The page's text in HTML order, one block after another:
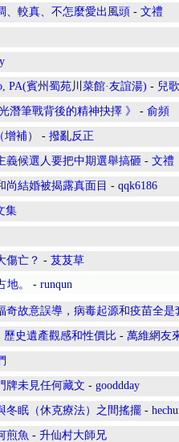
、較真、不怎麼愛出風頭 - 文禮
PA(賓州蜀苑川菜館·友誼湯) - 兒
潛筆戰背後的精神抉擇 》 - 俞頻
補） - 撥亂反正
義候選人要把中期選舉搞砸 - 文禮
尚結婚被揭露真面目 - qqk6186
集
傷亡？ - 芨芨草
。
- runqun
奇故意誤導，病毒起源和疫苗全是
歷史遺產觀感和性價比 - 萬維網友
牌未見任何藏文 - gooddday
冬眠（休克療法）之間搖擺 -
煎魚 - 升仙村大師兄